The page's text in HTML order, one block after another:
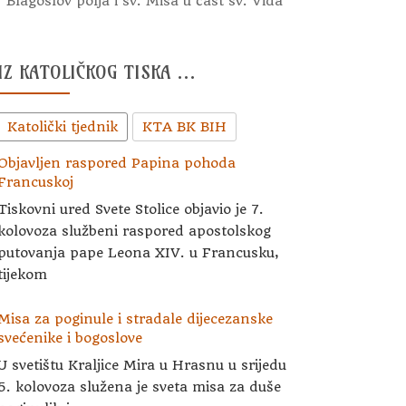
KATOLIČKOG TISKA …
Katolički tjednik KTA BK BIH
raspored Papina pohoda
ured Svete Stolice objavio je 7.
službeni raspored apostolskog
pape Leona XIV. u Francusku,
za poginule i stradale dijecezanske
i bogoslove
svetištu Kraljice Mira u Hrasnu u srijedu
kolovoza služena je sveta misa za duše